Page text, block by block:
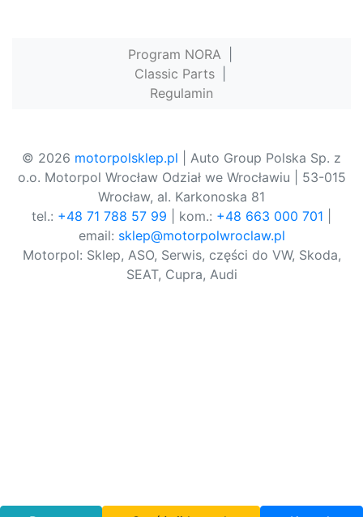
Program NORA
Classic Parts
Regulamin
© 2026 motorpolsklep.pl | Auto Group Polska Sp. z
o.o. Motorpol Wrocław Odział we Wrocławiu | 53-015
Wrocław, al. Karkonoska 81
tel.: +48 71 788 57 99 | kom.: +48 663 000 701
email: sklep@motorpolwroclaw.pl
Motorpol: Sklep, ASO, Serwis, części do VW, Skoda,
SEAT, Cupra, Audi